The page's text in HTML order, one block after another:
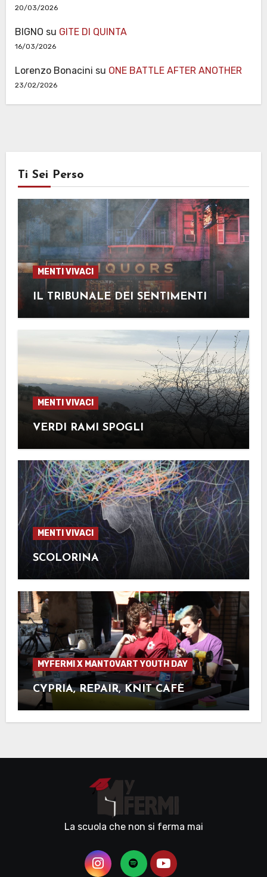
20/03/2026
BIGNO su GITE DI QUINTA
16/03/2026
Lorenzo Bonacini su ONE BATTLE AFTER ANOTHER
23/02/2026
Ti Sei Perso
MENTI VIVACI
IL TRIBUNALE DEI SENTIMENTI
MENTI VIVACI
VERDI RAMI SPOGLI
MENTI VIVACI
SCOLORINA
MYFERMI X MANTOVART YOUTH DAY
CYPRIA, REPAIR, KNIT CAFÈ
La scuola che non si ferma mai